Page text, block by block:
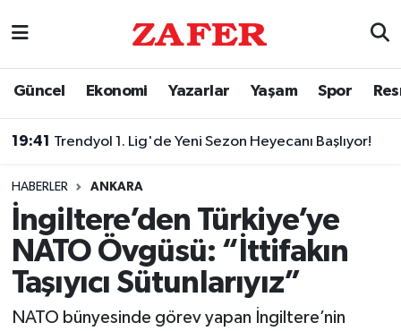
Güncel Ekonomi Yazarlar Yaşam Spor
19:41 Trendyol 1. Lig'de Yeni Sezon Heyecanı Başlıyor!
HABERLER ANKARA
İngiltere’den Türkiye’ye
NATO Övgüsü: “İttifakın
Taşıyıcı Sütunlarıyız”
NATO bünyesinde görev yapan İngiltere’nin
Nöbetçi Eczaneler
Trafik Durumu
Süper Lig Puan Durumu ve Fikstür
Tüm Manşetler